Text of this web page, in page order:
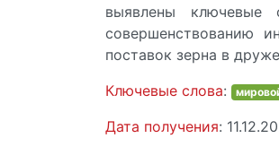
выявлены ключевые
совершенствованию
поставок зерна в
Ключевые слова:
Дата получения: